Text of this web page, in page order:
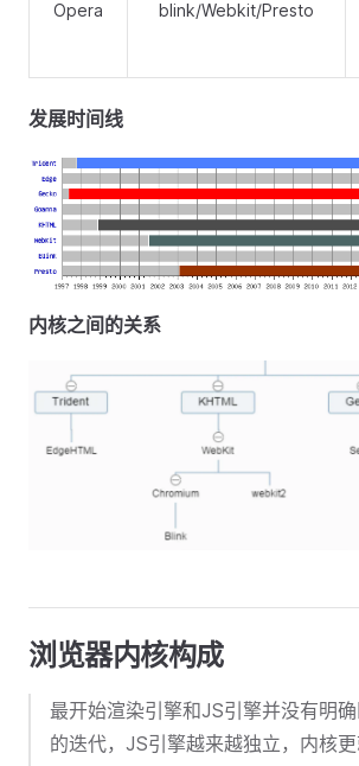
Opera blink/Webkit/Presto
发展时间线
内核之间的关系
浏览器内核构成
最开始渲染引擎和JS引擎并没有明
的迭代，JS引擎越来越独立，内核